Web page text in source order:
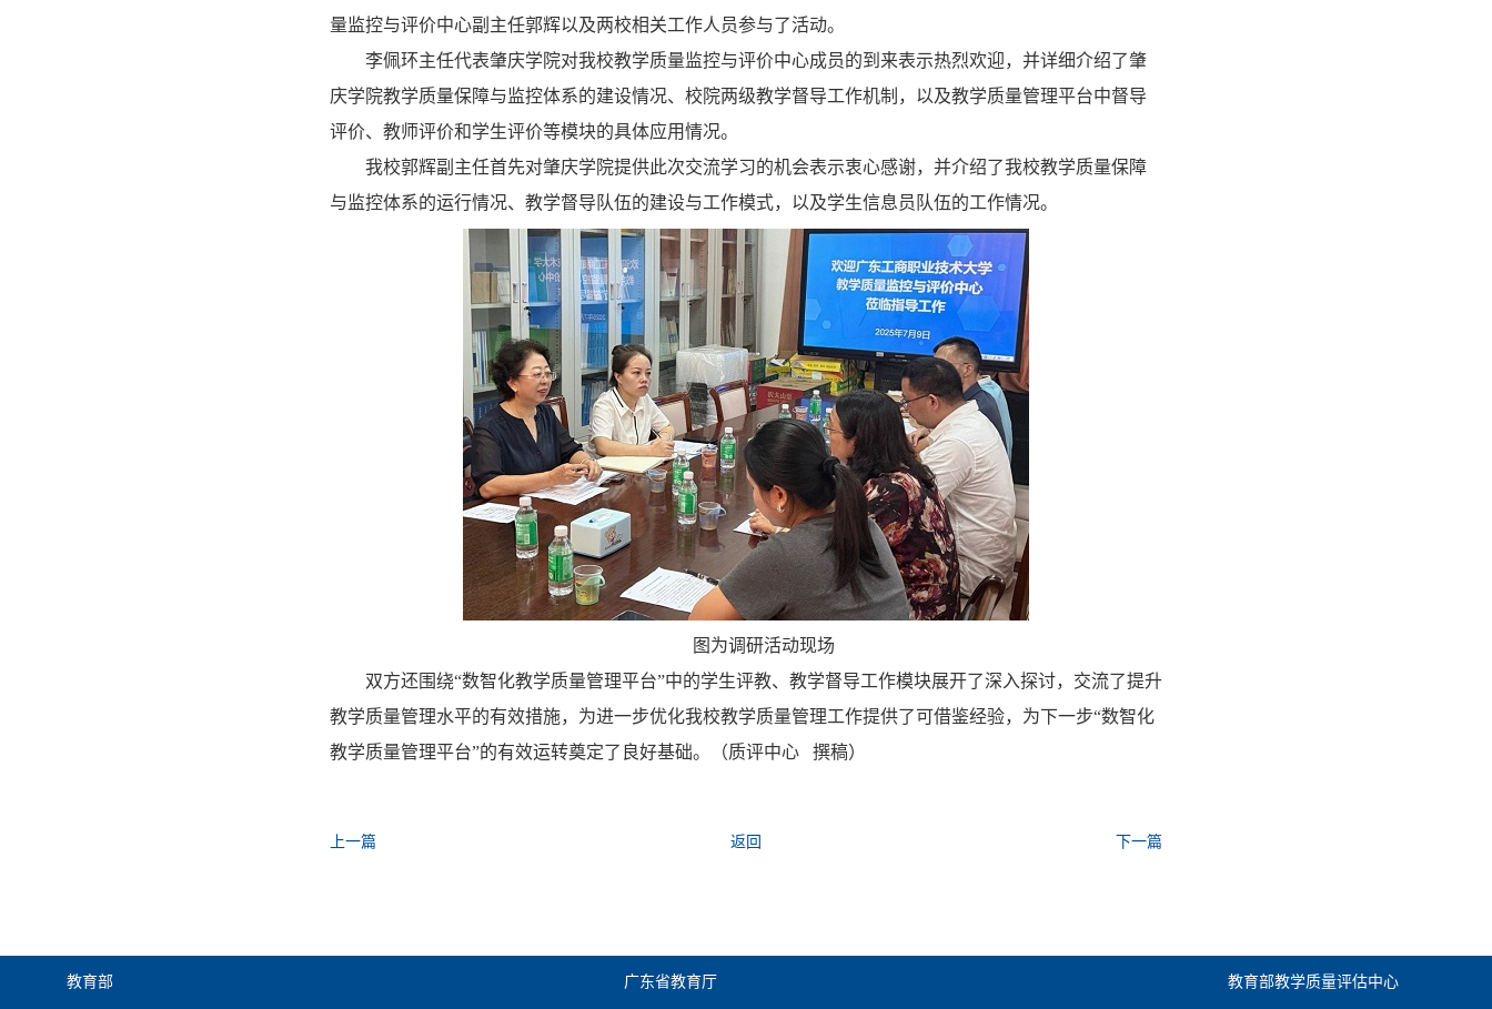
量监控与评价中心副主任郭辉以及两校相关工作人员参与了活动。
李佩环主任代表肇庆学院对我校教学质量监控与评价中心成员的到来表示热烈欢迎，并详细介绍了肇
庆学院教学质量保障与监控体系的建设情况、校院两级教学督导工作机制，以及教学质量管理平台中督导
评价、教师评价和学生评价等模块的具体应用情况。
我校郭辉副主任首先对肇庆学院提供此次交流学习的机会表示衷心感谢，并介绍了我校教学质量保障
与监控体系的运行情况、教学督导队伍的建设与工作模式，以及学生信息员队伍的工作情况。
图为调研活动现场
双方还围绕“数智化教学质量管理平台”中的学生评教、教学督导工作模块展开了深入探讨，交流了提升
教学质量管理水平的有效措施，为进一步优化我校教学质量管理工作提供了可借鉴经验，为下一步“数智化
教学质量管理平台”的有效运转奠定了良好基础。（质评中心 撰稿）
上一篇 返回 下一篇
教育部 广东省教育厅 教育部教学质量评估中心